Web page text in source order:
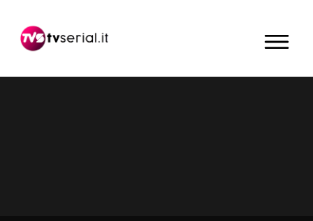
navigazione
contenuto
barra
primaria
MENU